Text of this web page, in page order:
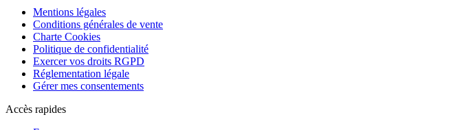
Mentions légales
Conditions générales de vente
Charte Cookies
Politique de confidentialité
Exercer vos droits RGPD
Réglementation légale
Gérer mes consentements
Accès rapides